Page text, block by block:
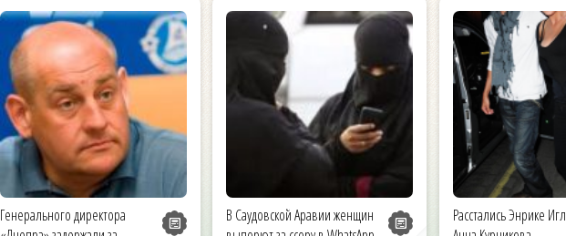
Генерального директора
В Саудовской Аравии женщин
Расстались Энрике